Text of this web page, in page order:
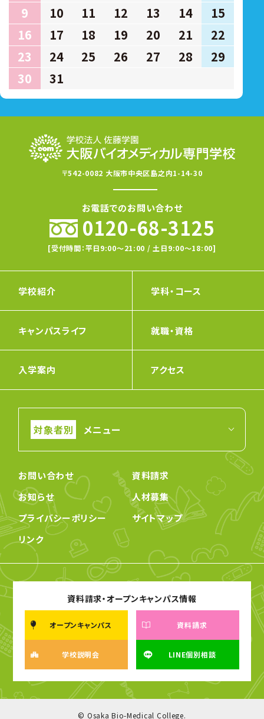
9
10 11 12 13 14
15
16
17 18 19 20 21
22
23
24 25 26 27 28
29
30
31
〒542-0082 大阪市中央区島之内1-14-30
お電話でのお問い合わせ
0120-68-3125
[受付時間：平日9:00〜21:00 / 土日9:00〜18:00]
学校紹介 学科・コース
キャンパスライフ 就職・資格
入学案内 アクセス
メニュー
お問い合わせ
資料請求
お知らせ
人材募集
プライバシーポリシー
サイトマップ
リンク
資料請求・オープンキャンパス情報
オープンキャンパス 資料請求
学校説明会 LINE個別相談
© Osaka Bio-Medical College.